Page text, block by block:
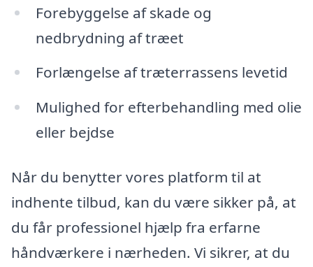
Forebyggelse af skade og
nedbrydning af træet
Forlængelse af træterrassens levetid
Mulighed for efterbehandling med olie
eller bejdse
Når du benytter vores platform til at
indhente tilbud, kan du være sikker på, at
du får professionel hjælp fra erfarne
håndværkere i nærheden. Vi sikrer, at du